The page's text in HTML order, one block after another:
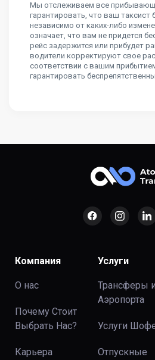
Мы отслеживаем все
гарантировать, что ваш таксист
независимо от каких-либо
означает, что вам не придется
рейс задержится или прибудет
водители корректируют свое
соответствии с вашим
гарантировать
Компания
О нас
Почему Стоит
Выбрать Нас?
Карьера
Услуги
Трансферы
Аэропорта
Услуги
Отпускные